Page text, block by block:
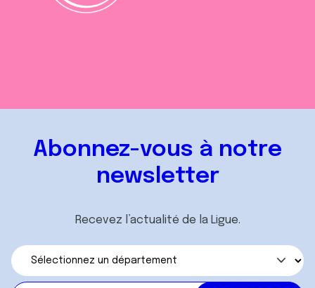
Abonnez-vous à notre
newsletter
Recevez l’actualité de la Ligue.